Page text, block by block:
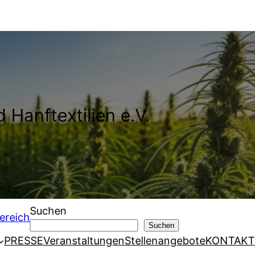
Hanftextilien e.V.
Suchen
Suchen
PRESSEVeranstaltungenStellenangeboteKONTAKT